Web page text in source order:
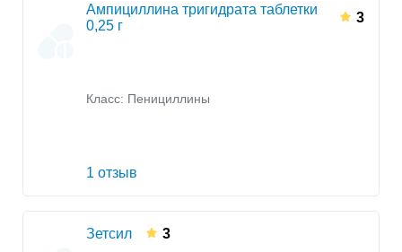
Ампициллина тригидрата таблетки
0,25 г
3
Класс: Пенициллины
1 отзыв
Зетсил 3